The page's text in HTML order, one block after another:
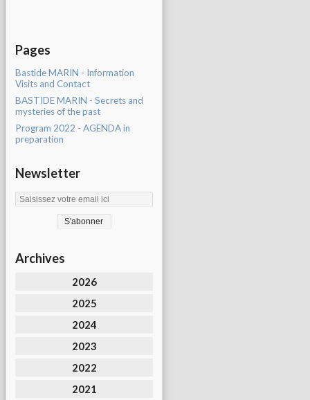
Pages
Bastide MARIN - Information
Visits and Contact
BASTIDE MARIN - Secrets and
mysteries of the past
Program 2022 - AGENDA in
preparation
Newsletter
Archives
2026
2025
2024
2023
2022
2021